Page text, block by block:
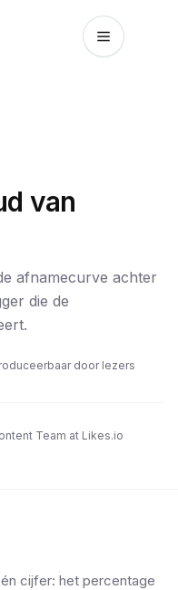
van
afnamecurve achter
die de
door lezers
Team at Likes.io
cijfer: het percentage